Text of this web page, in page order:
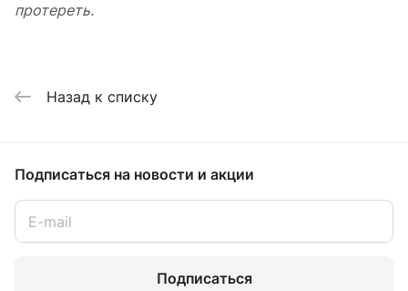
протереть.
Назад к списку
Подписаться на новости и акции
Подписаться